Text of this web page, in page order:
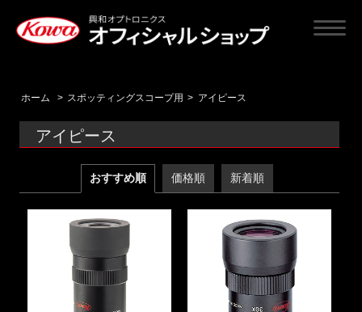
ホーム > スポッティングスコープ用 > アイピース
アイピース
おすすめ順 価格順 新着順